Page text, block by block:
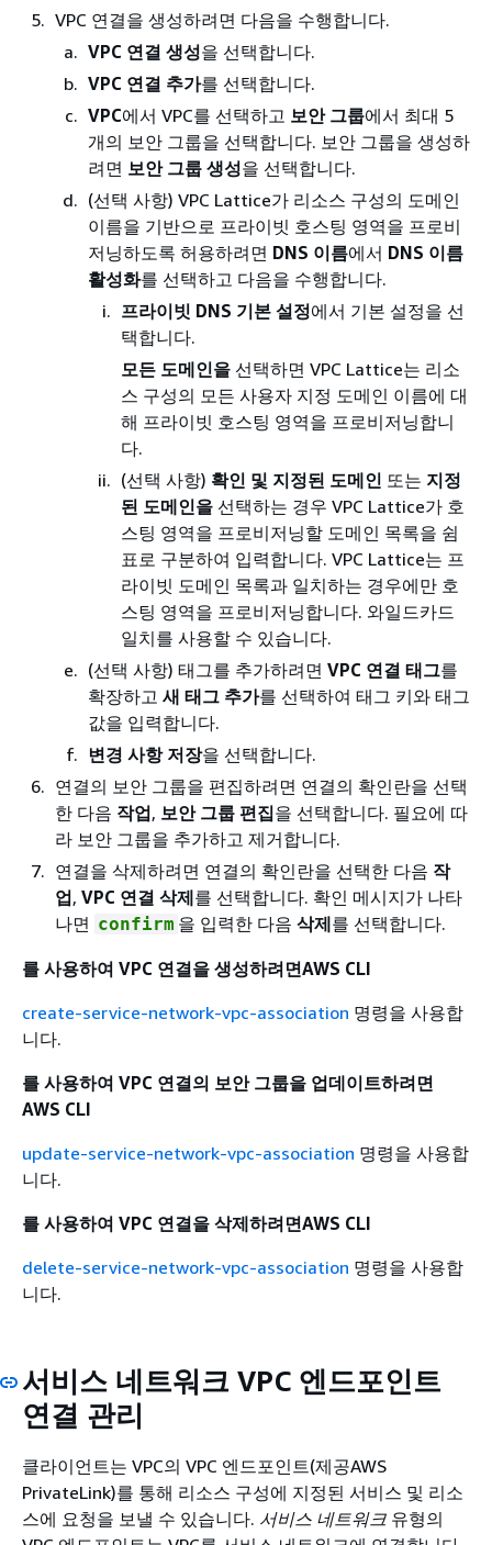
VPC 연결을 생성하려면 다음을 수행합니다.
VPC 연결 생성을 선택합니다.
VPC 연결 추가를 선택합니다.
VPC에서 VPC를 선택하고 보안 그룹에서 최대 5
개의 보안 그룹을 선택합니다. 보안 그룹을 생성하
려면 보안 그룹 생성을 선택합니다.
(선택 사항) VPC Lattice가 리소스 구성의 도메인
이름을 기반으로 프라이빗 호스팅 영역을 프로비
저닝하도록 허용하려면 DNS 이름에서 DNS 이름
활성화를 선택하고 다음을 수행합니다.
프라이빗 DNS 기본 설정에서 기본 설정을 선
택합니다.
모든 도메인을 선택하면 VPC Lattice는 리소
스 구성의 모든 사용자 지정 도메인 이름에 대
해 프라이빗 호스팅 영역을 프로비저닝합니
다.
(선택 사항) 확인 및 지정된 도메인 또는 지정
된 도메인을 선택하는 경우 VPC Lattice가 호
스팅 영역을 프로비저닝할 도메인 목록을 쉼
표로 구분하여 입력합니다. VPC Lattice는 프
라이빗 도메인 목록과 일치하는 경우에만 호
스팅 영역을 프로비저닝합니다. 와일드카드
일치를 사용할 수 있습니다.
(선택 사항) 태그를 추가하려면 VPC 연결 태그를
확장하고 새 태그 추가를 선택하여 태그 키와 태그
값을 입력합니다.
변경 사항 저장을 선택합니다.
연결의 보안 그룹을 편집하려면 연결의 확인란을 선택
한 다음 작업, 보안 그룹 편집을 선택합니다. 필요에 따
라 보안 그룹을 추가하고 제거합니다.
연결을 삭제하려면 연결의 확인란을 선택한 다음 작
업, VPC 연결 삭제를 선택합니다. 확인 메시지가 나타
나면 confirm 을 입력한 다음 삭제를 선택합니다.
를 사용하여 VPC 연결을 생성하려면AWS CLI
create-service-network-vpc-association 명령을 사용합
니다.
를 사용하여 VPC 연결의 보안 그룹을 업데이트하려면
AWS CLI
update-service-network-vpc-association 명령을 사용합
니다.
를 사용하여 VPC 연결을 삭제하려면AWS CLI
delete-service-network-vpc-association 명령을 사용합
니다.
서비스 네트워크 VPC 엔드포인트
연결 관리
클라이언트는 VPC의 VPC 엔드포인트(제공AWS
PrivateLink)를 통해 리소스 구성에 지정된 서비스 및 리소
스에 요청을 보낼 수 있습니다. 서비스 네트워크 유형의